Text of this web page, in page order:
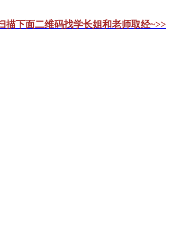
描下面二维码找学长姐和老师取经~>>